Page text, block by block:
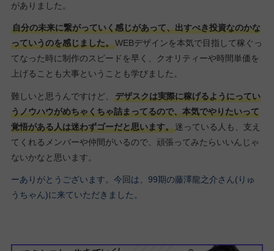
がありました。
自分の未来に繋がっていく感じがあって、出すべき投資なのかな
っていうのを感じました。WEBデザインを本気で目指して稼ぐっ
てなった時に制作のスピードを早く、クオリティーや時間単価を
上げることも大事ということも学びました。
難しいと思うんですけど、
デザスクは実際に稼げるようにってい
うノウハウがめちゃくちゃ詰まってるので、本気でやりたいって
覚悟がある人は迷わずゴーだと思います。迷っている人も、支え
てくれるメンバーや仲間がいるので、頑張ってみたらいいんじゃ
ないかなと思います。
ーありがとうございます。今回は、99期の藤澤龍之介さん(りゅ
うちゃん)に来ていただきました。